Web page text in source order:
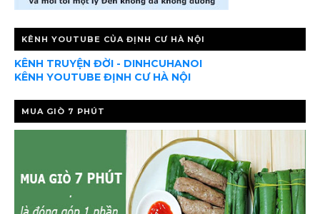
KÊNH YOUTUBE CỦA ĐỊNH CƯ HÀ NỘI
KÊNH TRUYỆN ĐỜI - DINHCUHANOI
KÊNH YOUTUBE ĐỊNH CƯ HÀ NỘI
MUA GIÒ 7 PHÚT